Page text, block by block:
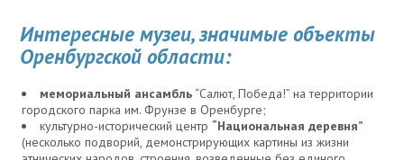
Интересные музеи, значимые объекты
Оренбургской области:
мемориальный ансамбль“Салют, Победа!” на территории
городского парка им. Фрунзе в Оренбурге;
культурно-исторический центр “Национальная деревня”
(несколько подворий, демонстрирующих картины из жизни